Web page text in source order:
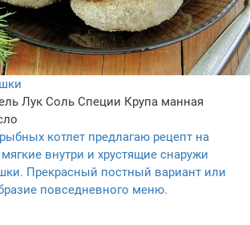
Лук Соль Специи Крупа манная
котлет предлагаю рецепт на
внутри и хрустящие снаружи
Прекрасный постный вариант или
повседневного меню.